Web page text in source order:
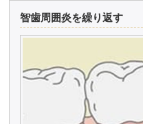
智歯周囲炎を繰り返す